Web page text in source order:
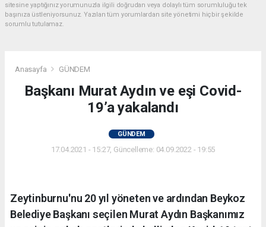
sitesine yaptığınız yorumunuzla ilgili doğrudan veya dolaylı tüm sorumluluğu tek
başınıza üstleniyorsunuz. Yazılan tüm yorumlardan site yönetimi hiçbir şekilde
sorumlu tutulamaz.
Anasayfa GÜNDEM
Başkanı Murat Aydın ve eşi Covid-
19’a yakalandı
GÜNDEM
17.04.2021 - 15:27, Güncelleme: 04.09.2022 - 19:55
Zeytinburnu'nu 20 yıl yöneten ve ardından Beykoz
Belediye Başkanı seçilen Murat Aydın Başkanımız